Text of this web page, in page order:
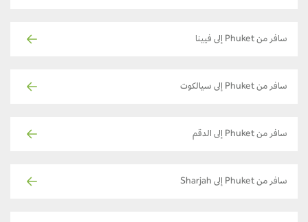
سافر من Phuket إلى فيينا
سافر من Phuket إلى سيالكوت
سافر من Phuket إلى الدقم
سافر من Phuket إلى Sharjah